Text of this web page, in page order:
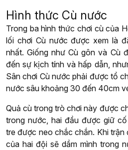
Hình thức Cù nước
Trong ba hình thức chơi cù của
lối chơi Cù nước được xem là
nhất. Giống như Cù gôn và Cù
đến sự kịch tính và hấp dẫn,
Sân chơi Cù nước phải được tổ
nước sâu khoảng 30 đến 40cm
Quả cù trong trò chơi này được
trong nước, hai đầu được giữ
tre được neo chắc chắn. Khi
của hai đội sẽ dầm mình trong